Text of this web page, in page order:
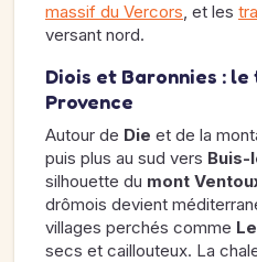
massif du Vercors, et les
versant nord.
Diois et Baronnies :
Provence
Autour de Die et de la
puis plus au sud vers Buis-
silhouette du mont
drômois devient
villages perchés comme
secs et caillouteux. La